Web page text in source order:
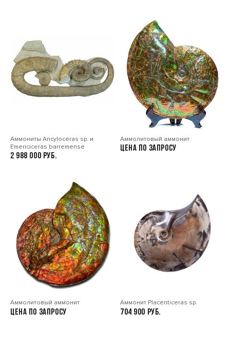
Аммониты Ancyloceras sp. и
Emericiceras barremense
2 988 000
Аммолитовый аммонит
Цена по запросу
Аммолитовый аммонит
Цена по запросу
Аммонит Placenticeras sp.
704 900